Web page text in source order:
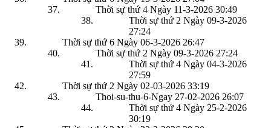
Thời sự thứ 4 Ngày 11-3-2026 30:49
Thời sự thứ 2 Ngày 09-3-2026
27:24
Thời sự thứ 6 Ngày 06-3-2026 26:47
Thời sự thứ 2 Ngày 09-3-2026 27:24
Thời sự thứ 4 Ngày 04-3-2026
27:59
Thời sự thứ 2 Ngày 02-03-2026 33:19
Thoi-su-thu-6-Ngay 27-02-2026 26:07
Thời sự thứ 4 Ngày 25-2-2026
30:19